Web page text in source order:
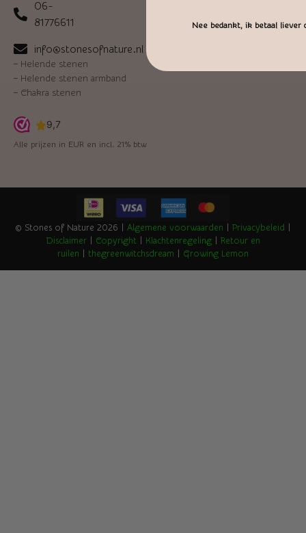
06-
81776611
info@stonesofnature.nl
– Helende stenen
– Helende stenen armband
– Chakra stenen
Alle prijzen in EUR en incl. 21% btw
© Stones of Nature 2026 | Algemene voorwaarden Privacybeleid
Disclaimer| Copyright| Klachtenregeling| Retour en
ruilen
thegreenwitchsdream Growing Lemon
Nee bedankt, ik betaal liever